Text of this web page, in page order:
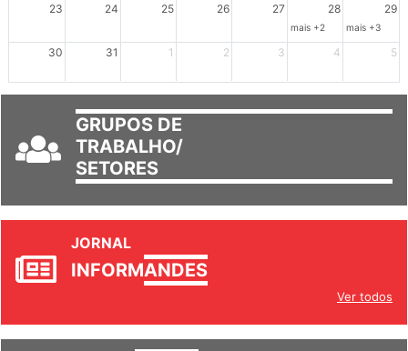
23 24 25 26 27 28 29
mais +2 mais +3
30 31 1 2 3 4 5
GRUPOS DE
TRABALHO/
SETORES
JORNAL
INFORMANDES
Ver todos